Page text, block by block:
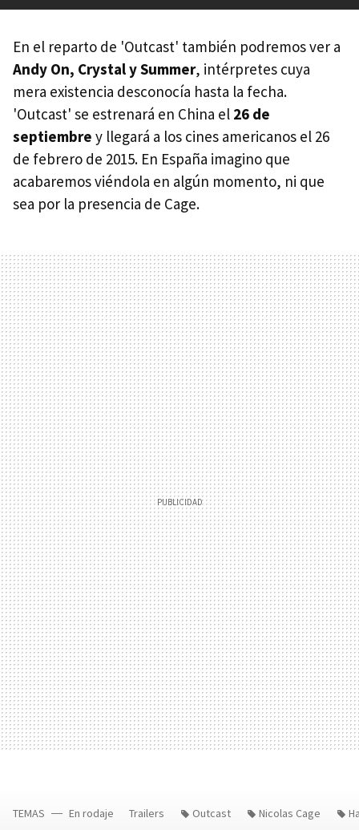
En el reparto de 'Outcast' también podremos ver a
Andy On, Crystal y Summer, intérpretes cuya
mera existencia desconocía hasta la fecha.
'Outcast' se estrenará en China el 26 de
septiembre y llegará a los cines americanos el 26
de febrero de 2015. En España imagino que
acabaremos viéndola en algún momento, ni que
sea por la presencia de Cage.
TEMAS En rodaje Trailers Outcast Nicolas Cage